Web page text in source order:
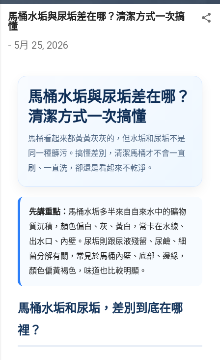
馬桶水垢與尿垢差在哪？清潔方式一次搞
懂
- 5月 25, 2026
馬桶水垢與尿垢差在哪？
清潔方式一次搞懂
馬桶看起來都黃黃灰灰的，但水垢和尿垢不是
同一種髒污。搞懂差別，清潔馬桶才不會一直
刷、一直洗，卻還是看起來不乾淨。
先講重點： 馬桶水垢多半來自自來水中的礦物
質沉積，顏色偏白、灰、黃白，常卡在水線、
出水口、內壁。尿垢則跟尿液殘留、尿鹼、細
菌分解有關，常見於馬桶內壁、底部、邊緣，
顏色偏黃褐色，味道也比較明顯。
馬桶水垢和尿垢，差別到底在哪
裡？